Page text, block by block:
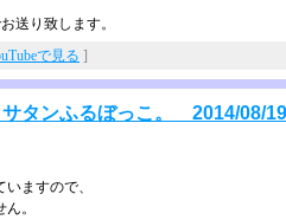
り致します。
で見る ]
タンふるぼっこ。 2014/08/19
ますので、
。